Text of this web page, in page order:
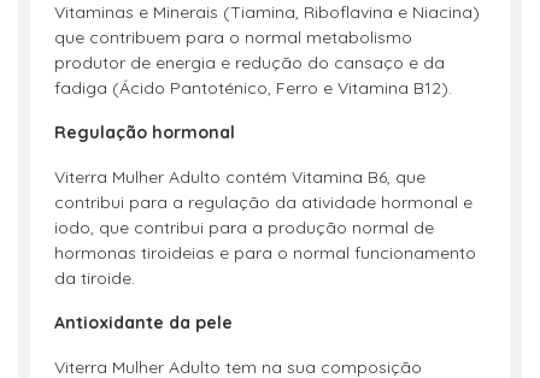
Vitaminas e Minerais (Tiamina, Riboflavina e Niacina)
que contribuem para o normal metabolismo
produtor de energia e redução do cansaço e da
fadiga (Ácido Pantoténico, Ferro e Vitamina B12).
Regulação hormonal
Viterra Mulher Adulto contém Vitamina B6, que
contribui para a regulação da atividade hormonal e
iodo, que contribui para a produção normal de
hormonas tiroideias e para o normal funcionamento
da tiroide.
Antioxidante da pele
Viterra Mulher Adulto tem na sua composição